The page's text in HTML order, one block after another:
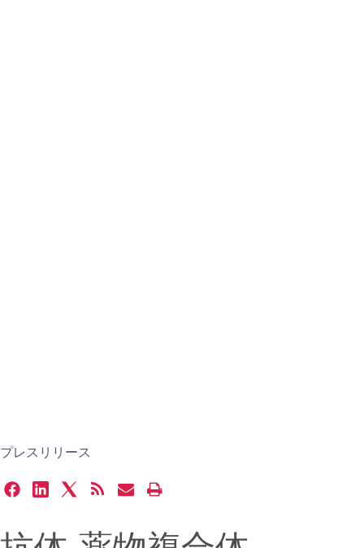
プレスリリース
Open
printable
Email
URL
Get
RSS
Share
page
Share
page
Share
page